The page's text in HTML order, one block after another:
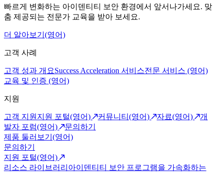
빠르게 변화하는 아이덴티티 보안 환경에서 앞서나가세요. 맞
춤 제공되는 전문가 교육을 받아 보세요.
더 알아보기(영어)
고객 사례
고객 성과 개요Success Acceleration 서비스전문 서비스 (영어)
교육 및 인증 (영어)
지원
고객 지원 지원 포털(영어) 커뮤니티(영어) 자료(영어)
개
발자 포럼(영어)
문의하기
제품 둘러보기(영어)
문의하기
지원 포털(영어)
리소스 라이브러리 아이덴티티 보안 프로그램을 가속화하는